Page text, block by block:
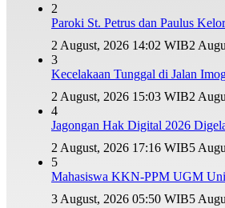
2
Paroki St. Petrus dan Paulus
2 August, 2026 14:02 WIB2
3
Kecelakaan Tunggal di Jalan
2 August, 2026 15:03 WIB2
4
Jagongan Hak Digital 2026
2 August, 2026 17:16 WIB5
5
Mahasiswa KKN-PPM UGM
3 August, 2026 05:50 WIB5